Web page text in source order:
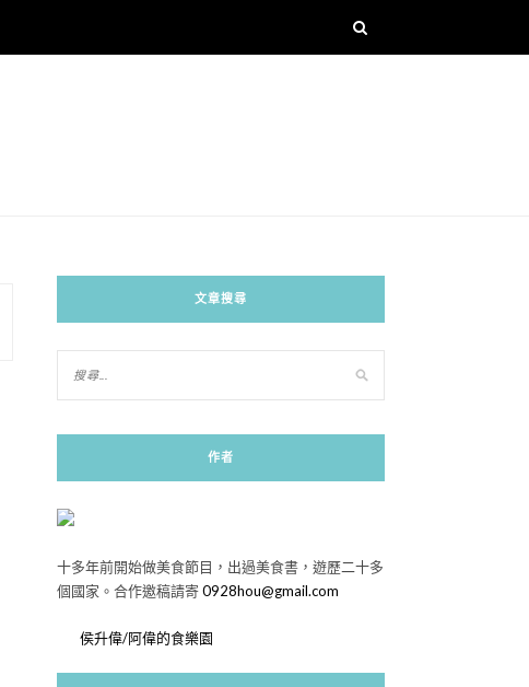
文章搜尋
作者
十多年前開始做美食節目，出過美食書，遊歷二十多
個國家。合作邀稿請寄0928hou@gmail.com
侯升偉/阿偉的食樂園